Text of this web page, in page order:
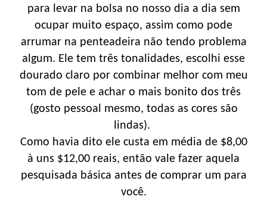
para levar na bolsa no nosso dia a dia sem
ocupar muito espaço, assim como pode
arrumar na penteadeira não tendo problema
algum. Ele tem três tonalidades, escolhi esse
dourado claro por combinar melhor com meu
tom de pele e achar o mais bonito dos três
(gosto pessoal mesmo, todas as cores são
lindas).
Como havia dito ele custa em média de $8,00
à uns $12,00 reais, então vale fazer aquela
pesquisada básica antes de comprar um para
você.